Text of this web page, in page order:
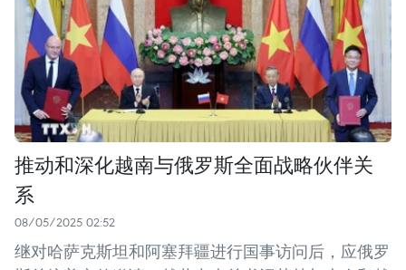
推动和深化越南与俄罗斯全面战略伙伴关
系
08/05/2025 02:52
继对哈萨克斯坦和阿塞拜疆进行国事访问后，应俄罗